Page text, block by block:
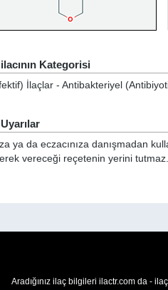
Kategorisi
İlaçlar - Antibakteriyel
ya da eczacınıza danışmadan
vereceği reçetenin yerini
Aradığınız ilaç bilgileri ilactr.com da -